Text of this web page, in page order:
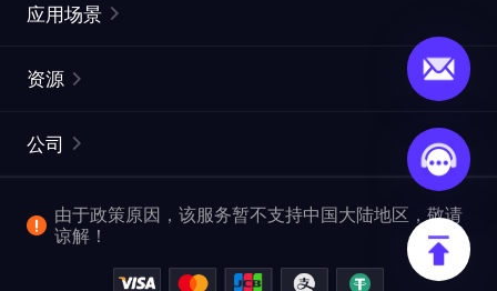
静态住宅代理
网页抓取 API
视频下载 API
ISP代理
ProxySite
应用场景
市场研究
爬行和索引
查看全部使用场景
资源
常见问题解答
位置
公司
企业服务
反洗钱合规计划
由于政策原因，该服务暂不支持中国大陆地区，敬请
谅解！